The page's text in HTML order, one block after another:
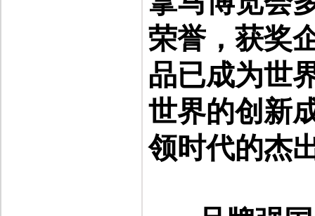
荣誉，获奖
品已成为世
世界的创新
领时代的杰